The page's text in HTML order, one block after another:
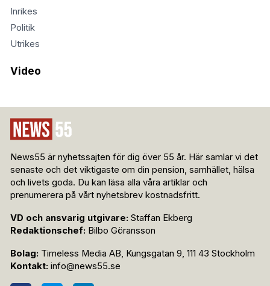
Inrikes
Politik
Utrikes
Video
News55 är nyhetssajten för dig över 55 år. Här samlar vi det
senaste och det viktigaste om din pension, samhället, hälsa
och livets goda. Du kan läsa alla våra artiklar och
prenumerera på vårt nyhetsbrev kostnadsfritt.
VD och ansvarig utgivare: Staffan Ekberg
Redaktionschef: Bilbo Göransson
Bolag: Timeless Media AB, Kungsgatan 9, 111 43 Stockholm
Kontakt: info@news55.se